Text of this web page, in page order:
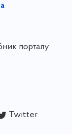
порталу
Twitter